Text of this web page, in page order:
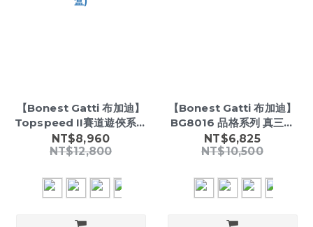
【Bonest Gatti 布加迪】
Topspeed II賽道遊俠系列
BG5502 超跑奔馳 酒桶型
鏤空透視 機械 手錶 (附品牌
NT$8,960
NT$12,800
【Bonest Gatti 布加迪】
BG8016 品格系列 真三眼
計時功能 夜光指針刻度
316L精鋼手錶(附品牌精美賽
NT$6,825
NT$10,500